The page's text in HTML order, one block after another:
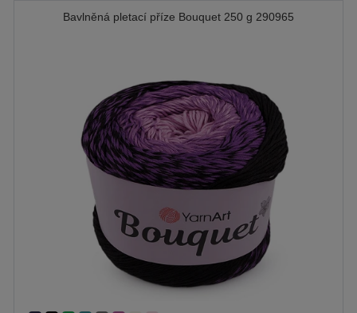
Bavlněná pletací příze Bouquet 250 g 290965